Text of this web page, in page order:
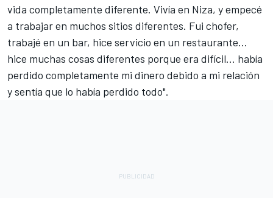
vida completamente diferente. Vivía en Niza, y empecé
a trabajar en muchos sitios diferentes. Fui chofer,
trabajé en un bar, hice servicio en un restaurante...
hice muchas cosas diferentes porque era difícil... había
perdido completamente mi dinero debido a mi relación
y sentía que lo había perdido todo".